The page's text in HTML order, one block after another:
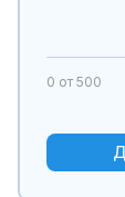
0 от 500